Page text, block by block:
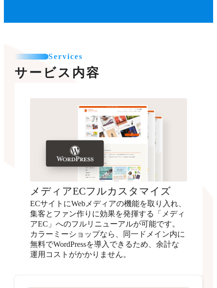
Services
サービス内容
メディアECフルカスタマイズ
ECサイトにWebメディアの機能を取り入れ、
集客とファン作りに効果を発揮する「メディ
アEC」へのフルリニューアルが可能です。
カラーミーショップなら、同一ドメイン内に
無料でWordPressを導入できるため、余計な
運用コストがかかりません。